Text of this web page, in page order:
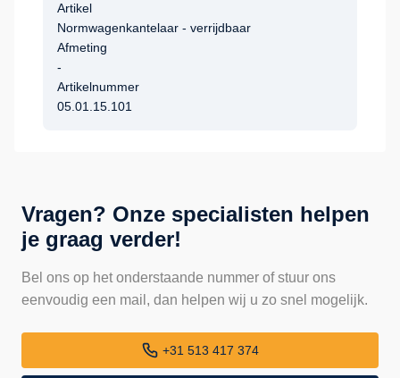
Artikel
Normwagenkantelaar - verrijdbaar
Afmeting
-
Artikelnummer
05.01.15.101
Vragen? Onze specialisten helpen
je graag verder!
Bel ons op het onderstaande nummer of stuur ons
eenvoudig een mail, dan helpen wij u zo snel mogelijk.
+31 513 417 374